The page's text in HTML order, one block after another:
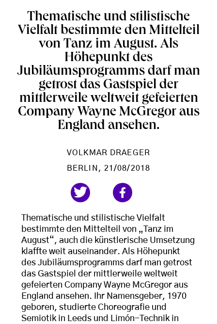
Thematische und stilistische
Vielfalt bestimmte den Mittelteil
von Tanz im August. Als
Höhepunkt des
Jubiläumsprogramms darf man
getrost das Gastspiel der
mittlerweile weltweit gefeierten
Company Wayne McGregor aus
England ansehen.
VOLKMAR DRAEGER
BERLIN , 21/08/2018
Thematische und stilistische Vielfalt
bestimmte den Mittelteil von „Tanz im
August“, auch die künstlerische Umsetzung
klaffte weit auseinander. Als Höhepunkt
des Jubiläumsprogramms darf man getrost
das Gastspiel der mittlerweile weltweit
gefeierten Company Wayne McGregor aus
England ansehen. Ihr Namensgeber, 1970
geboren, studierte Choreografie und
Semiotik in Leeds und Limón-Technik in